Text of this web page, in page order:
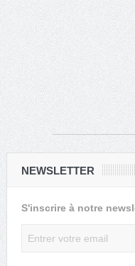
NEWSLETTER
S'inscrire à notre